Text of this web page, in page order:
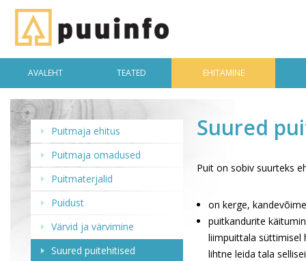
AVALEHT TEATED EHITAMINE
Puitmaja ehitus
Puitmaja omadused
Puitmaterjalid
Puidust
Värvid ja värvimine
Suured puitehitised
Suured
Puit on sobiv suurteks
on kerge,
puitkandurite
liimpuittala süttimisel
lihtne leida tala